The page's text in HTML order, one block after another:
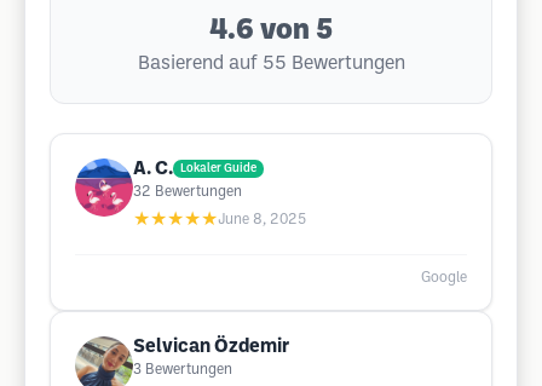
4.6 von 5
Basierend auf 55 Bewertungen
A. C. Lokaler Guide
32 Bewertungen
★★★★★June 8, 2025
Google
Selvican Özdemir
3 Bewertungen